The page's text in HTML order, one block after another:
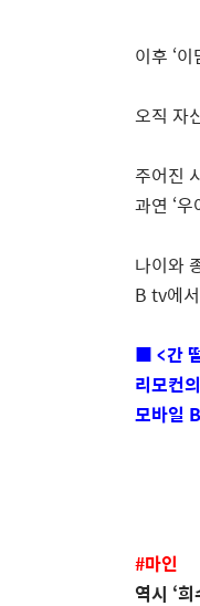
이후 ‘이
오직 자
주어진
과연 ‘우
나이와
B tv에
■ <간
리모컨
모바일
#마인
역시 ‘희